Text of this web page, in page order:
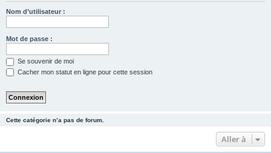
e
Nom d’utilisateur :
Mot de passe :
Se souvenir de moi
Cacher mon statut en ligne pour cette session
Cette catégorie n’a pas de forum.
Aller à